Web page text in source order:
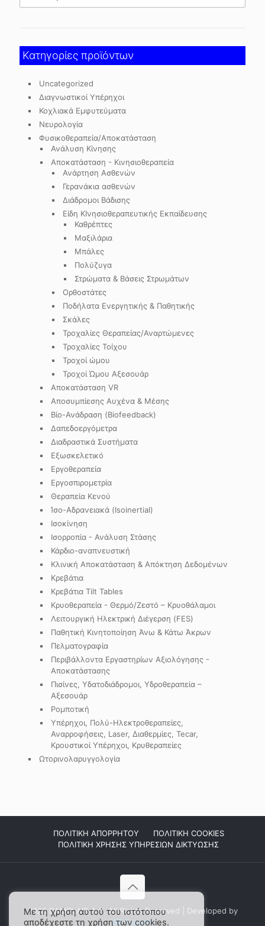
Κατηγορίες προϊόντων
Uncategorized
Διαγνωστικοί Υπέρηχοι
Κοχλιακά Εμφυτεύματα
Νευρολογία
Φυσικοθεραπεία/Αποκατάσταση
Ανάλυση Κίνησης
Αποκατάσταση - Κινησιοθεραπεία
Ανάρτηση Ασθενών
Γερανάκια ασθενών
Διάδρομοι Βάδισης
Είδη ΚΙνησιοθεραπευτικής Εκπαίδευσης
Καθρέπτες
Μαξιλάρια
Μπάλες
Πολύζυγα
Στρώματα & Βάσεις Στρωμάτων
Ορθοστάτες
Ποδήλατα Ενεργητικής & Παθητικής
Σκάλες
Τροχαλίες Θεραπείας/Αναρτώμενες
Τροχαλίες Τοίχου
Τροχοί ώμου
Τροχοί Ώμου Αξεσουάρ
Αποκατάσταση VR
Αποσυμπίεσης Αυχένα & Μέσης
Βίο-Ανάδραση (Biofeedback)
Δαπεδοεργόμετρα
Διαδραστικά Συστήματα
Εξωσκελετικό
Εργοθεραπεία
Εργοσπιρομετρία
Θεραπεία Κενού
Ίσο-Αδρανειακά (Isoinertial)
Ισοκίνηση
Ισορροπία - Ανάλυση Στάσης
Κάρδιο-αναπνευστική
Κλινική Αποκατάσταση & Απόκτηση Δεδομένων
Κρεβάτια
Κρεβάτια Tilt Tables
Κρυοθεραπεία - Θερμό/Ζεστό – Κρυοθάλαμοι
Λειτουργική Ηλεκτρική Διέγερση (FES)
Παθητική Κινητοποίηση Άνω & Κάτω Άκρων
Πελματογραφία
Περιβάλλοντα Εργαστηρίων Αξιολόγησης -
Αποκατάστασης
Πισίνες, Υδατοδιάδρομοι, Υδροθεραπεία –
Αξεσουάρ
Ρομποτική
Υπέρηχοι, Πολύ-Ηλεκτροθεραπείες,
Αναρροφήσεις, Laser, Διαθερμίες, Tecar,
Κρουστικοί Υπέρηχοι, Κρυθεραπείες
Ωτορινολαρυγγολογία
ΠΟΛΙΤΙΚΗ ΑΠΟΡΡΗΤΟΥ
ΠΟΛΙΤΙΚΗ COOKIES
ΠΟΛΙΤΙΚΗ ΧΡΗΣΗΣ ΥΠΗΡΕΣΙΩΝ ΔΙΚΤΥΩΣΗΣ
2026 DAMPLAID Α.Ε. All Rights Reserved | Developed by
WP Experts
Με τη χρήση αυτού του ιστότοπου
αποδέχεστε τη χρήση των cookies.